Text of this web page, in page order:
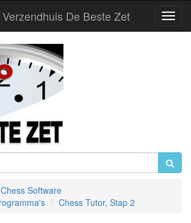
De Beste Zet
Chess Software
Chess Tutor, Stap 2